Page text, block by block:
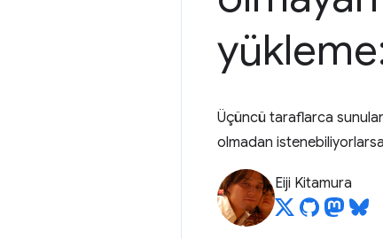
Üçüncü taraflarca
olmadan
Eiji Kitamura